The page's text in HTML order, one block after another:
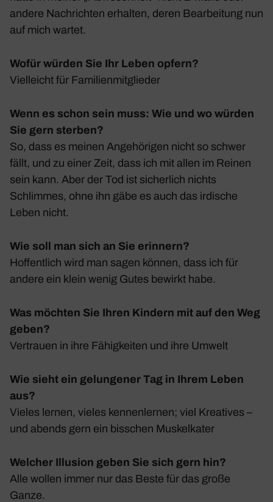
andere Nach­richten erhalten, deren Bear­bei­tung nun
auf mich wartet.
Wofür würden Sie Ihr Leben opfern?
Viel­leicht für Fami­li­en­mit­glieder
Wenn es schon sein muss: Wie und wo würden
Sie gern sterben?
So, dass es meinen Ange­hö­rigen nicht so schwer
fällt, und zu einer Zeit, dass ich mit allen im Reinen
sein kann. Aber der Tod ist sicher­lich nichts
Schlimmes, ohne ihn gäbe es auch das irdi­sche
Leben nicht.
Wie soll man sich an Sie erinnern?
Hoffent­lich wird man sagen können, dass ich für
andere ein klein wenig Gutes bewirkt habe.
Was möchten Sie Ihren Kindern mit auf den Weg
geben?
Vertrauen in ihre Fähig­keiten und ihre Umwelt
Wie sieht ein gelungener Tag in Ihrem Leben
aus?
Vieles lernen, vieles kennen­lernen; viel Krea­tives –
und abends gern ein biss­chen Muskel­kater
Welcher Illusion geben Sie sich gern hin?
Alle wollen immer nur das Beste für das große
Ganze.